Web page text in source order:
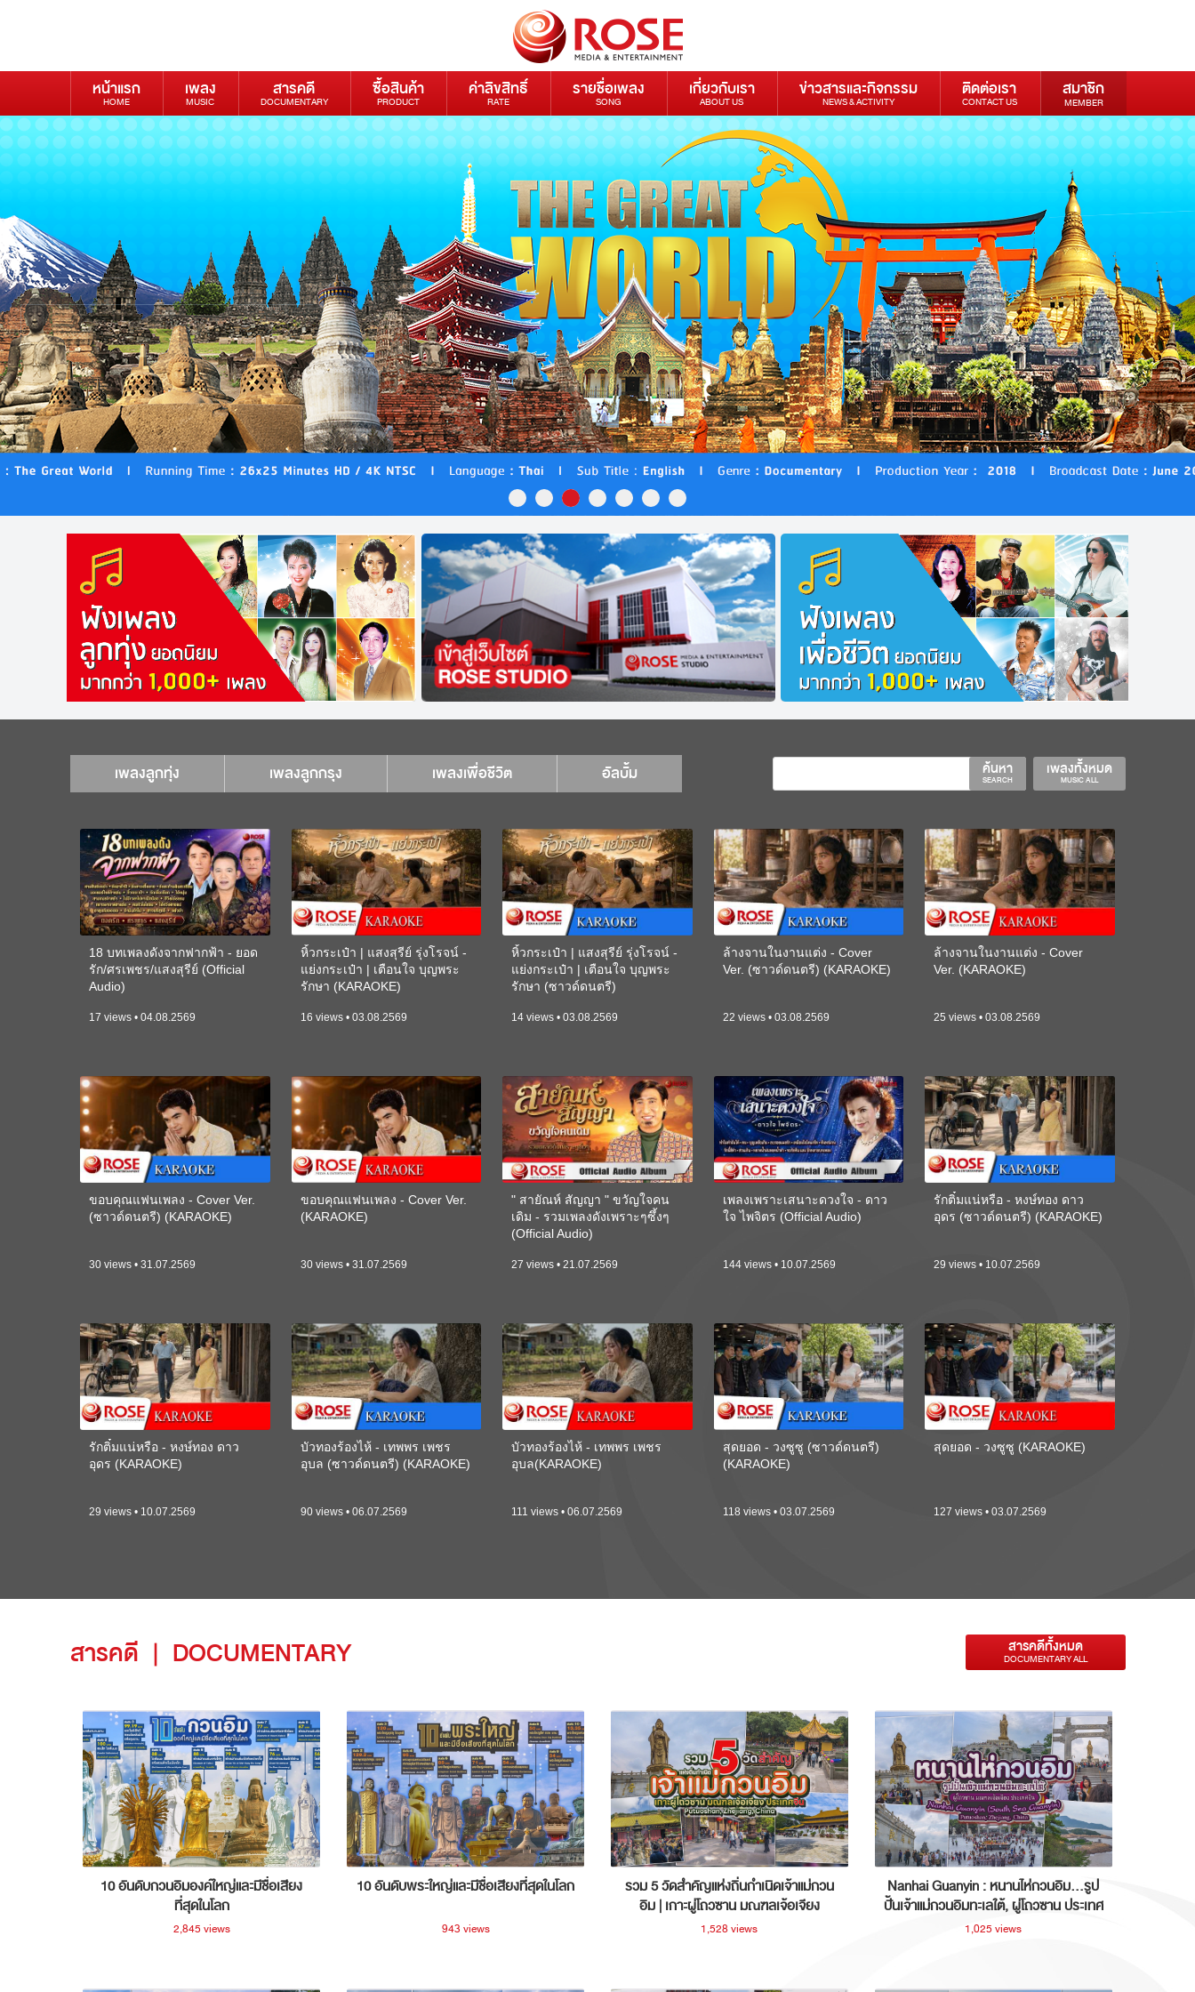
หน้าแรก
HOME
เพลง
MUSIC
สารคดี
DOCUMENTARY
ซื้อสินค้า
PRODUCT
ค่าลิขสิทธิ์
RATE
รายชื่อเพลง
SONG
เกี่ยวกับเรา
ABOUT US
ข่าวสารและกิจกรรม
NEWS & ACTIVITY
ติดต่อเรา
CONTACT US
สมาชิก
MEMBER
เพลงลูกทุ่ง เพลงลูกกรุง เพลงเพื่อชีวิต อัลบั้ม เพลงทั้งหมด
MUSIC ALL
ค้นหา
SEARCH
18 บทเพลงดังจากฟากฟ้า - ยอด
รัก/ศรเพชร/แสงสุรีย์ (Official
Audio)
17 views • 04.08.2569
หิ้วกระเป๋า | แสงสุรีย์ รุ่งโรจน์ -
แย่งกระเป๋า | เตือนใจ บุญพระ
รักษา (KARAOKE)
16 views • 03.08.2569
หิ้วกระเป๋า | แสงสุรีย์ รุ่งโรจน์ -
แย่งกระเป๋า | เตือนใจ บุญพระ
รักษา (ซาวด์ดนตรี)
14 views • 03.08.2569
ล้างจานในงานแต่ง - Cover
Ver. (ซาวด์ดนตรี) (KARAOKE)
22 views • 03.08.2569
ล้างจานในงานแต่ง - Cover
Ver. (KARAOKE)
25 views • 03.08.2569
ขอบคุณแฟนเพลง - Cover Ver.
(ซาวด์ดนตรี) (KARAOKE)
30 views • 31.07.2569
ขอบคุณแฟนเพลง - Cover Ver.
(KARAOKE)
30 views • 31.07.2569
" สายัณห์ สัญญา " ขวัญใจคน
เดิม - รวมเพลงดังเพราะๆซึ้งๆ
(Official Audio)
27 views • 21.07.2569
เพลงเพราะเสนาะดวงใจ - ดาว
ใจ ไพจิตร (Official Audio)
144 views • 10.07.2569
รักติ๋มแน่หรือ - หงษ์ทอง ดาว
อุดร (ซาวด์ดนตรี) (KARAOKE)
29 views • 10.07.2569
รักติ๋มแน่หรือ - หงษ์ทอง ดาว
อุดร (KARAOKE)
29 views • 10.07.2569
บัวทองร้องไห้ - เทพพร เพชร
อุบล (ซาวด์ดนตรี) (KARAOKE)
90 views • 06.07.2569
บัวทองร้องไห้ - เทพพร เพชร
อุบล(KARAOKE)
111 views • 06.07.2569
สุดยอด - วงซูซู (ซาวด์ดนตรี)
(KARAOKE)
118 views • 03.07.2569
สุดยอด - วงซูซู (KARAOKE)
127 views • 03.07.2569
สารคดี | DOCUMENTARY สารคดีทั้งหมด
DOCUMENTARY ALL
10 อันดับกวนอิมองค์ใหญ่และมีชื่อเสียง
ที่สุดในโลก
2,845 views
10 อันดับพระใหญ่และมีชื่อเสียงที่สุดในโลก
943 views
รวม 5 วัดสำคัญแห่งถิ่นกำเนิดเจ้าแม่กวน
อิม | เกาะผู่โถวซาน มณฑลเจ้อเจียง
ประเทศจีน
1,528 views
Nanhai Guanyin : หนานไห่กวนอิม...รูป
ปั้นเจ้าแม่กวนอิมทะเลใต้, ผู่โถวซาน ประเทศ
จีน
1,025 views